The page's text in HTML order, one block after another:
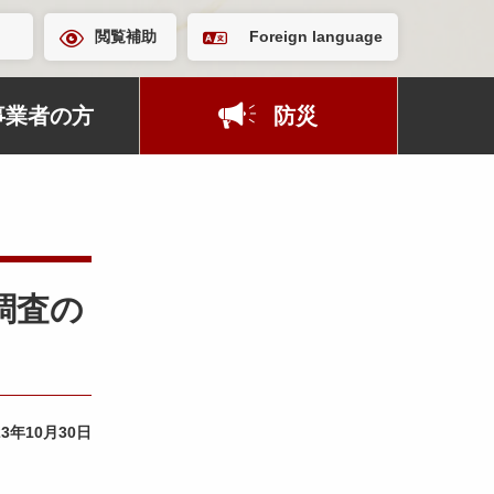
閲覧補助 Foreign language
業者の方 防災
査の
年10月30日